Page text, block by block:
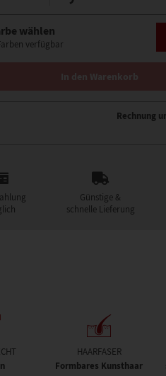
wählen
verfügbar
In den Warenkorb
Rechnung
Günstige &
schnelle Lieferung
HAARFASER
Formbares Kunsthaar